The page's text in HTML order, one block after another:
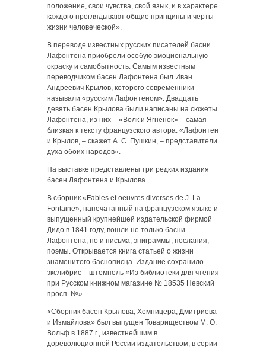
положение, свои чувства, свой язык, и в характере
каждого проглядывают общие принципы и черты
жизни человеческой».
В переводе известных русских писателей басни
Лафонтена приобрели особую эмоциональную
окраску и самобытность. Самым известным
переводчиком басен Лафонтена был Иван
Андреевич Крылов, которого современники
называли «русским Лафонтеном». Двадцать
девять басен Крылова были написаны на сюжеты
Лафонтена, из них – «Волк и Ягненок» – самая
близкая к тексту французского автора. «Лафонтен
и Крылов, – скажет А. С. Пушкин, – представители
духа обоих народов».
На выставке представлены три редких издания
басен Лафонтена и Крылова.
В сборник «Fables et oeuvres diverses de J. La
Fontaine», напечатанный на французском языке и
выпущенный крупнейшей издательской фирмой
Дидо в 1841 году, вошли не только басни
Лафонтена, но и письма, эпиграммы, послания,
поэмы. Открывается книга статьей о жизни
знаменитого баснописца. Издание сохранило
экслибрис – штемпель «Из библиотеки для чтения
при Русском книжном магазине № 18535 Невский
просп. №».
«Сборник басен Крылова, Хемницера, Дмитриева
и Измайлова» был выпущен Товариществом М. О.
Вольф в 1887 г., известнейшим в
дореволюционной России издательством, в серии